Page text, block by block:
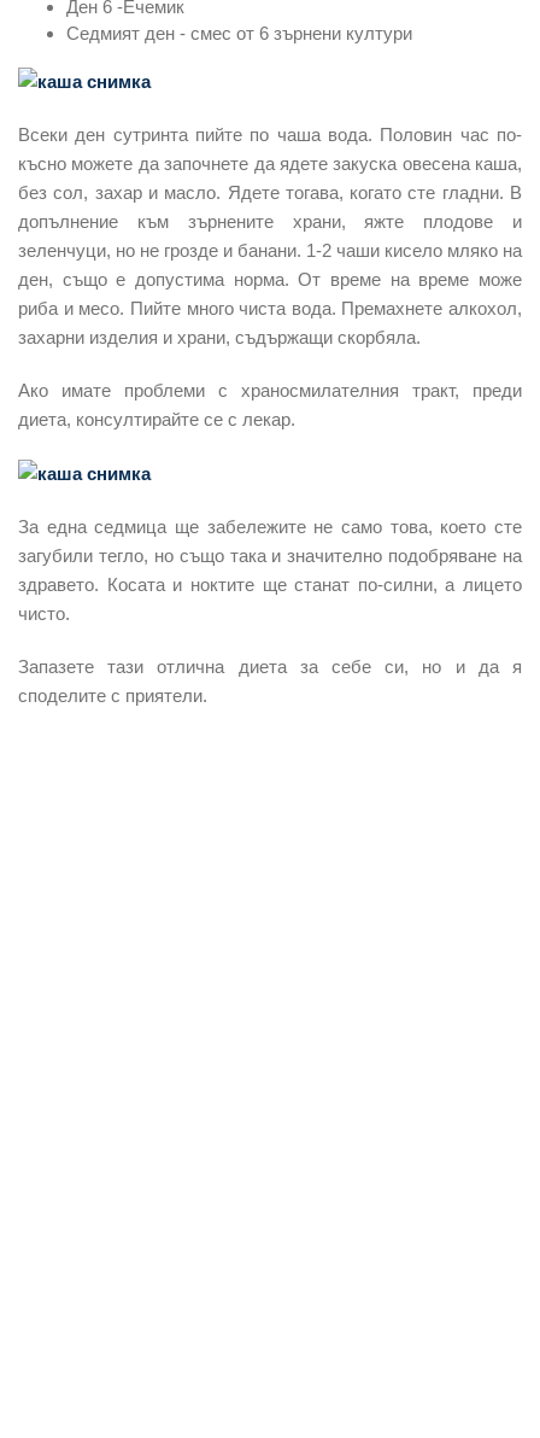
Ден 6 -Ечемик
Седмият ден - смес от 6 зърнени култури
Всеки ден сутринта пийте по чаша вода. Половин час по-
късно можете да започнете да ядете закуска овесена каша,
без сол, захар и масло. Ядете тогава, когато сте гладни. В
допълнение към зърнените храни, яжте плодове и
зеленчуци, но не грозде и банани. 1-2 чаши кисело мляко на
ден, също е допустима норма. От време на време може
риба и месо. Пийте много чиста вода. Премахнете алкохол,
захарни изделия и храни, съдържащи скорбяла.
Ако имате проблеми с храносмилателния тракт, преди
диета, консултирайте се с лекар.
За една седмица ще забележите не само това, което сте
загубили тегло, но също така и значително подобряване на
здравето. Косата и ноктите ще станат по-силни, а лицето
чисто.
Запазете тази отлична диета за себе си, но и да я
споделите с приятели.